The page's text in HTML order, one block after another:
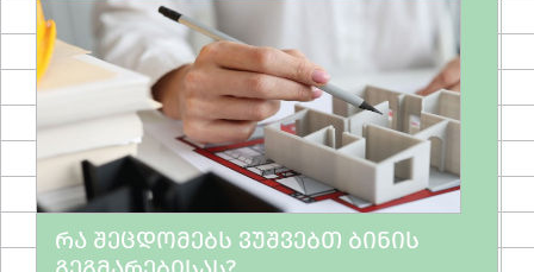
ᲠᲐ ᲨᲔᲪᲓᲝᲛᲔᲑᲡ ᲕᲣᲨᲕᲔᲑᲗ ᲑᲘᲜᲘᲡ